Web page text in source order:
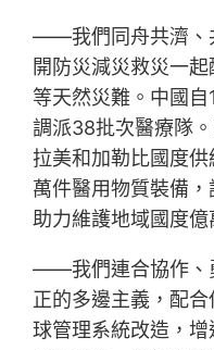
——我們同舟共濟、
開防災減災救災一
等天然災難。中國
調派38批次醫療隊
拉美和加勒比國度
萬件醫用物質裝備，
助力維護地域國度億
——我們連合協作、
正的多邊主義，配
球管理系統改造，